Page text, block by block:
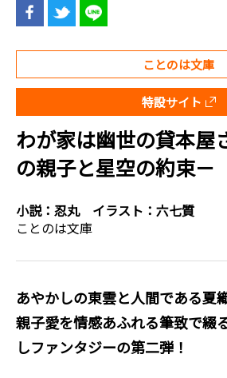
ことのは文庫
特設サイト
わが家は幽世の貸本
の親子と星空の約束－
小説： 忍丸 イラスト： 六七質
ことのは文庫
あやかしの東雲と人間である夏
親子愛を情感あふれる筆致で綴
しファンタジーの第二弾！